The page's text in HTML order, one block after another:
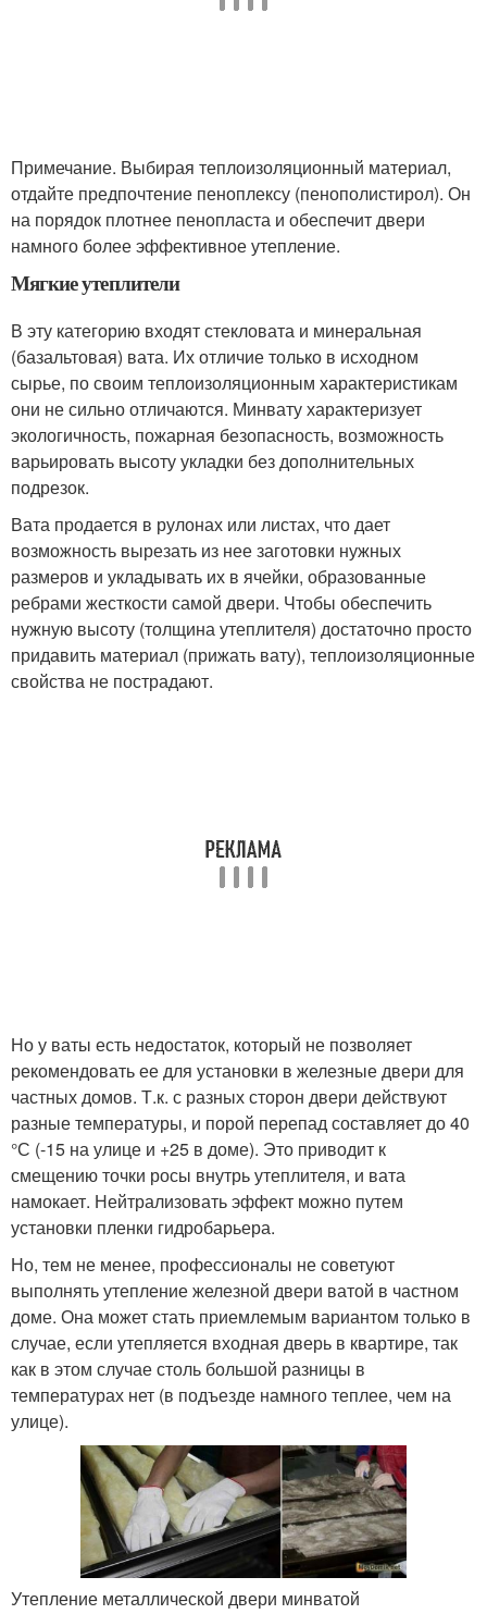
Примечание. Выбирая теплоизоляционный материал,
отдайте предпочтение пеноплексу (пенополистирол). Он
на порядок плотнее пенопласта и обеспечит двери
намного более эффективное утепление.
Мягкие утеплители
В эту категорию входят стекловата и минеральная
(базальтовая) вата. Их отличие только в исходном
сырье, по своим теплоизоляционным характеристикам
они не сильно отличаются. Минвату характеризует
экологичность, пожарная безопасность, возможность
варьировать высоту укладки без дополнительных
подрезок.
Вата продается в рулонах или листах, что дает
возможность вырезать из нее заготовки нужных
размеров и укладывать их в ячейки, образованные
ребрами жесткости самой двери. Чтобы обеспечить
нужную высоту (толщина утеплителя) достаточно просто
придавить материал (прижать вату), теплоизоляционные
свойства не пострадают.
Но у ваты есть недостаток, который не позволяет
рекомендовать ее для установки в железные двери для
частных домов. Т.к. с разных сторон двери действуют
разные температуры, и порой перепад составляет до 40
°С (-15 на улице и +25 в доме). Это приводит к
смещению точки росы внутрь утеплителя, и вата
намокает. Нейтрализовать эффект можно путем
установки пленки гидробарьера.
Но, тем не менее, профессионалы не советуют
выполнять утепление железной двери ватой в частном
доме. Она может стать приемлемым вариантом только в
случае, если утепляется входная дверь в квартире, так
как в этом случае столь большой разницы в
температурах нет (в подъезде намного теплее, чем на
улице).
Утепление металлической двери минватой